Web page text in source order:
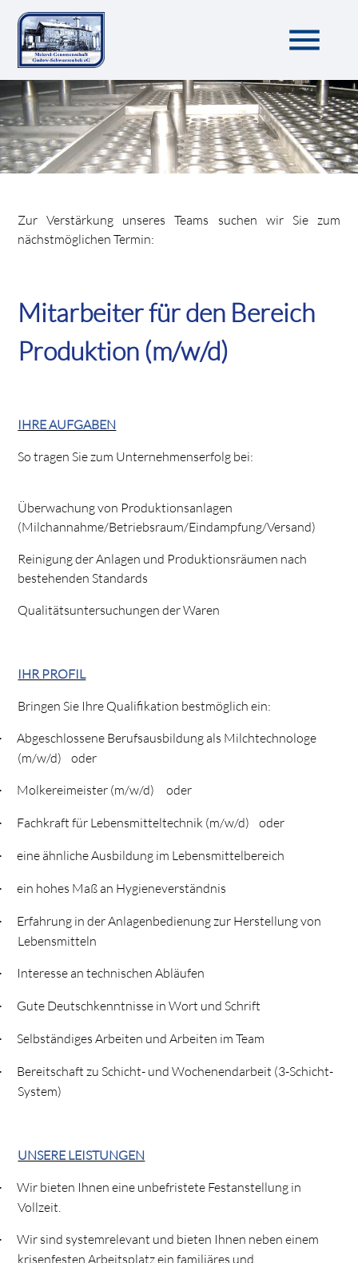
menu
Zur Verstärkung unseres Teams suchen wir Sie zum
nächstmöglichen Termin:
Mitarbeiter für den Bereich
Produktion (m/w/d)
IHRE AUFGABEN
So tragen Sie zum Unternehmenserfolg bei:
Überwachung von Produktionsanlagen
(Milchannahme/Betriebsraum/Eindampfung/Versand)
Reinigung der Anlagen und Produktionsräumen nach
bestehenden Standards
Qualitätsuntersuchungen der Waren
IHR PROFIL
Bringen Sie Ihre Qualifikation bestmöglich ein:
Abgeschlossene Berufsausbildung als Milchtechnologe
(m/w/d) oder
Molkereimeister (m/w/d) oder
Fachkraft für Lebensmitteltechnik (m/w/d) oder
eine ähnliche Ausbildung im Lebensmittelbereich
ein hohes Maß an Hygieneverständnis
Erfahrung in der Anlagenbedienung zur Herstellung von
Lebensmitteln
Interesse an technischen Abläufen
Gute Deutschkenntnisse in Wort und Schrift
Selbständiges Arbeiten und Arbeiten im Team
Bereitschaft zu Schicht- und Wochenendarbeit (3-Schicht-
System)
UNSERE LEISTUNGEN
Wir bieten Ihnen eine unbefristete Festanstellung in
Vollzeit.
Wir sind systemrelevant und bieten Ihnen neben einem
krisenfesten Arbeitsplatz ein familiäres und